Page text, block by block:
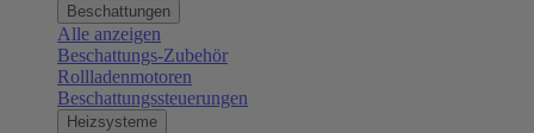
Beschattungen
Alle anzeigen
Beschattungs-Zubehör
Rollladenmotoren
Beschattungssteuerungen
Heizsysteme